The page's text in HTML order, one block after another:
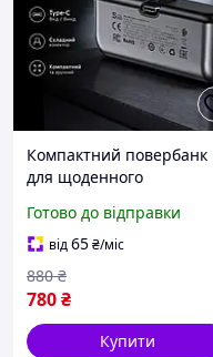
Компактний повербанк
для щоденного
Павербанк для
заряджання пристроїв
без зайвих кабелів,
Павербанк компактного
фо
Готово до відправки
від65₴/міс
780₴
880 ₴
Купити